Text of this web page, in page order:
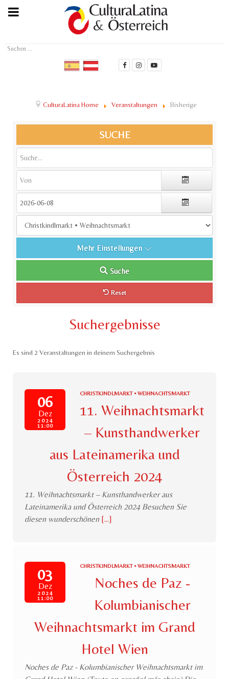
Suchen
CulturaLatina Home Veranstaltungen Bisherige
SUCHE
Mehr Einstellungen
Suche
Reset
Suchergebnisse
Es sind 2 Veranstaltungen in deinem Suchergebnis
06
Dez
2024
11:00
CHRISTKINDLMARKT • WEIHNACHTSMARKT
11. Weihnachtsmarkt
– Kunsthandwerker
aus Lateinamerika und
Österreich 2024
11. Weihnachtsmarkt – Kunsthandwerker aus
Lateinamerika und Österreich 2024 Besuchen Sie
diesen wunderschönen [...]
03
Dez
2024
11:00
CHRISTKINDLMARKT • WEIHNACHTSMARKT
Noches de Paz -
Kolumbianischer
Weihnachtsmarkt im Grand
Hotel Wien
Noches de Paz - Kolumbianischer Weihnachtsmarkt im